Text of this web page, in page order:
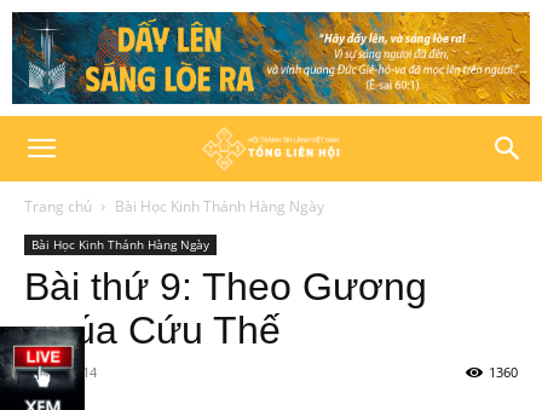
Trang chủ Bài Học Kinh Thánh Hàng Ngày
Bài Học Kinh Thánh Hàng Ngày
Bài thứ 9: Theo Gương
Chúa Cứu Thế
10/01/2014 1360